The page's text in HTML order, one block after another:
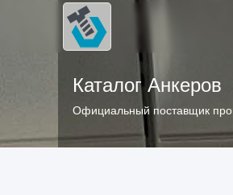
Каталог Анкеров
Официальный поставщик